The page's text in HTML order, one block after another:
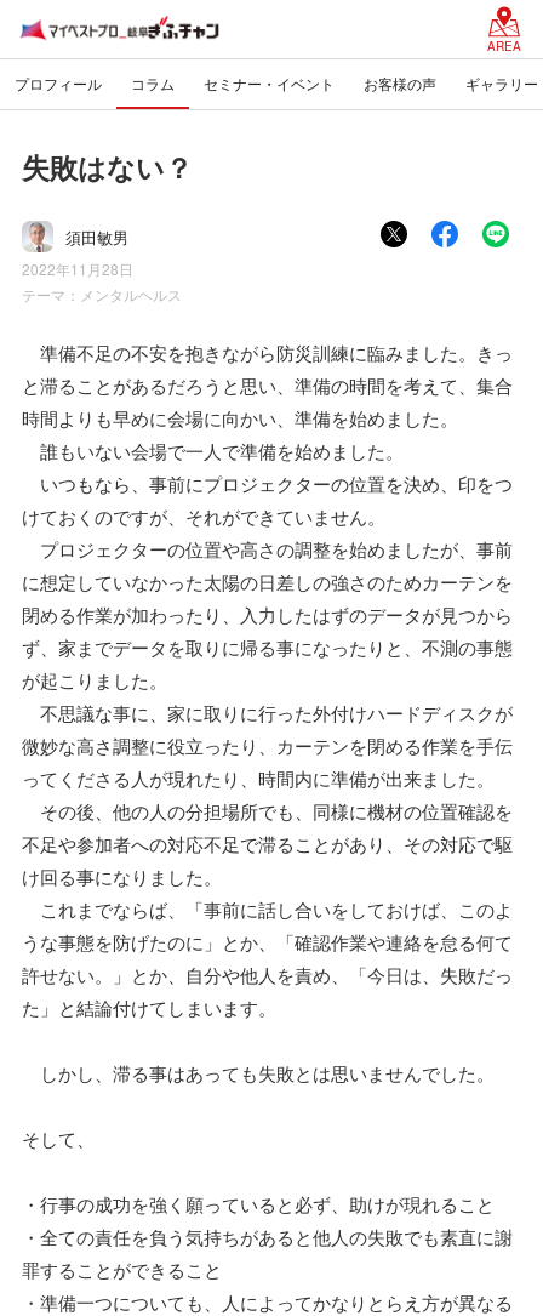
AREA
プロフィール コラム セミナー・イベント お客様の声 ギャラリー
失敗はない？
須田敏男
2022年11月28日
テーマ： メンタルヘルス
準備不足の不安を抱きながら防災訓練に臨みました。きっ
と滞ることがあるだろうと思い、準備の時間を考えて、集合
時間よりも早めに会場に向かい、準備を始めました。
誰もいない会場で一人で準備を始めました。
いつもなら、事前にプロジェクターの位置を決め、印をつ
けておくのですが、それができていません。
プロジェクターの位置や高さの調整を始めましたが、事前
に想定していなかった太陽の日差しの強さのためカーテンを
閉める作業が加わったり、入力したはずのデータが見つから
ず、家までデータを取りに帰る事になったりと、不測の事態
が起こりました。
不思議な事に、家に取りに行った外付けハードディスクが
微妙な高さ調整に役立ったり、カーテンを閉める作業を手伝
ってくださる人が現れたり、時間内に準備が出来ました。
その後、他の人の分担場所でも、同様に機材の位置確認を
不足や参加者への対応不足で滞ることがあり、その対応で駆
け回る事になりました。
これまでならば、「事前に話し合いをしておけば、このよ
うな事態を防げたのに」とか、「確認作業や連絡を怠る何て
許せない。」とか、自分や他人を責め、「今日は、失敗だっ
た」と結論付けてしまいます。
しかし、滞る事はあっても失敗とは思いませんでした。
そして、
・行事の成功を強く願っていると必ず、助けが現れること
・全ての責任を負う気持ちがあると他人の失敗でも素直に謝
罪することができること
・準備一つについても、人によってかなりとらえ方が異なる